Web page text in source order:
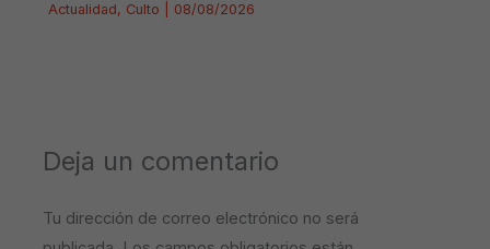
Actualidad, Culto 08/08/2026
Deja un comentario
Tu dirección de correo electrónico no será